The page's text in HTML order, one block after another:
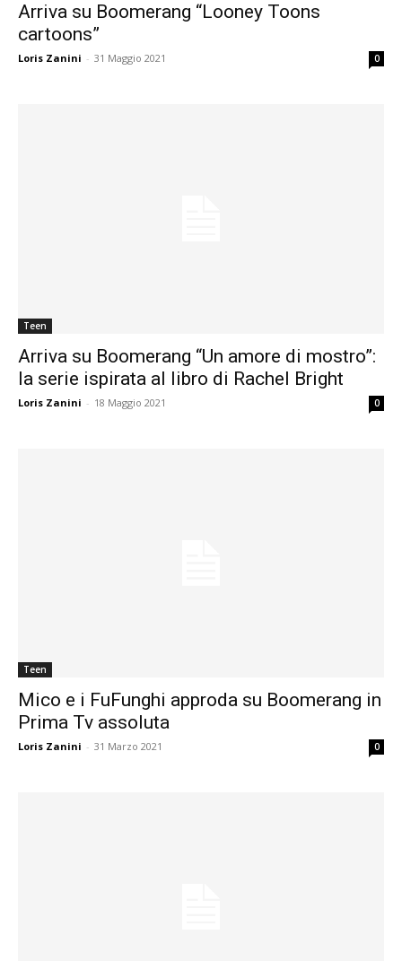
Arriva su Boomerang “Looney Toons
cartoons”
Loris Zanini - 31 Maggio 2021 0
Teen
Arriva su Boomerang “Un amore di mostro”:
la serie ispirata al libro di Rachel Bright
Loris Zanini - 18 Maggio 2021 0
Teen
Mico e i FuFunghi approda su Boomerang in
Prima Tv assoluta
Loris Zanini - 31 Marzo 2021 0